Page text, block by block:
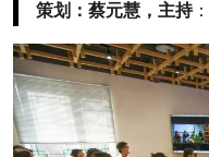
策划：蔡元慧，主持：